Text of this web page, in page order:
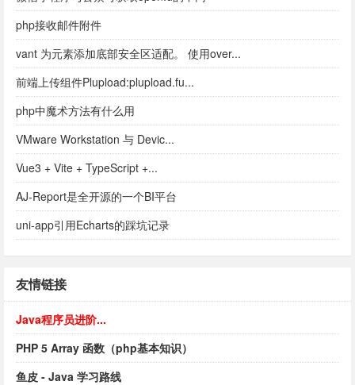
php接收邮件附件
vant 为元素添加底部安全区适配。 使用over...
前端上传组件Plupload:plupload.fu...
php中魔术方法有什么用
VMware Workstation 与 Devic...
Vue3 + Vite + TypeScript +...
AJ-Report是全开源的一个BI平台
uni-app引用Echarts的踩坑记录
友情链接
Java程序员进阶...
PHP 5 Array 函数（php基本知识）
鱼皮 - Java 学习路线